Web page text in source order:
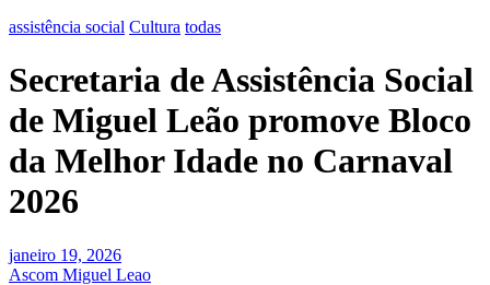
assistência social Cultura todas
Secretaria de Assistência Social
de Miguel Leão promove Bloco
da Melhor Idade no Carnaval
2026
janeiro 19, 2026
Ascom Miguel Leao